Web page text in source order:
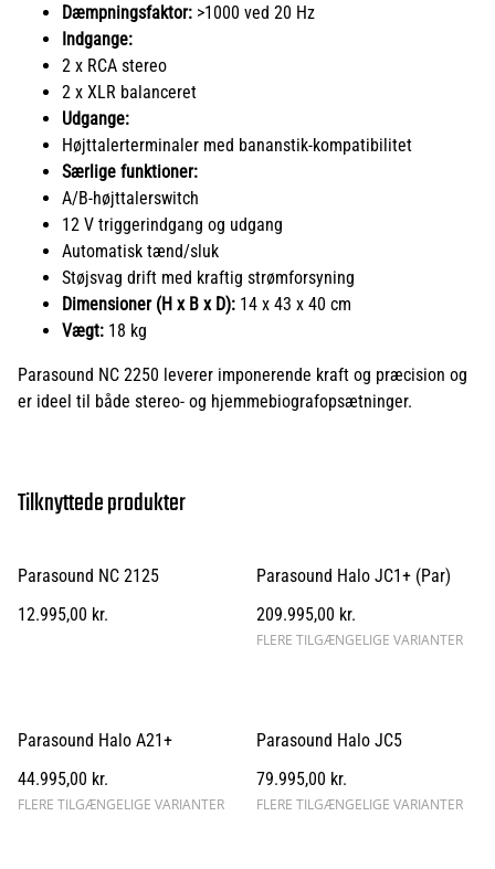
Dæmpningsfaktor: >1000 ved 20 Hz
Indgange:
2 x RCA stereo
2 x XLR balanceret
Udgange:
Højttalerterminaler med bananstik-kompatibilitet
Særlige funktioner:
A/B-højttalerswitch
12 V triggerindgang og udgang
Automatisk tænd/sluk
Støjsvag drift med kraftig strømforsyning
Dimensioner (H x B x D): 14 x 43 x 40 cm
Vægt: 18 kg
Parasound NC 2250 leverer imponerende kraft og præcision og
er ideel til både stereo- og hjemmebiografopsætninger.
Tilknyttede produkter
Parasound NC 2125
12.995,00 kr.
Parasound Halo JC1+ (Par)
209.995,00 kr.
FLERE TILGÆNGELIGE VARIANTER
Parasound Halo A21+
44.995,00 kr.
FLERE TILGÆNGELIGE VARIANTER
Parasound Halo JC5
79.995,00 kr.
FLERE TILGÆNGELIGE VARIANTER